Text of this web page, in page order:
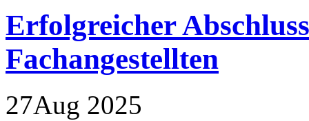
Erfolgreicher
Fachangestellten
27Aug 2025